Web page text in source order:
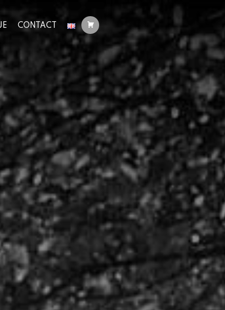
CONTACT